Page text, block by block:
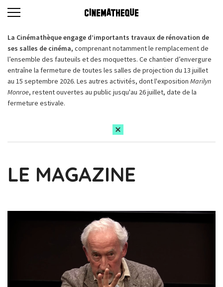
La Cinémathèque engage d’importants travaux de rénovation de
ses salles de cinéma, comprenant notamment le remplacement de
l’ensemble des fauteuils et des moquettes. Ce chantier d’envergure
entraîne la fermeture de toutes les salles de projection du 13 juillet
au 15 septembre 2026. Les autres activités, dont l'exposition Marilyn
Monroe, restent ouvertes au public jusqu'au 26 juillet, date de la
fermeture estivale.
LE MAGAZINE